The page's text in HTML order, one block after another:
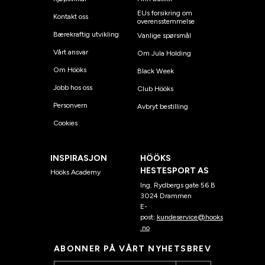
Kontakt oss
Bærekraftig utvikling
Vårt ansvar
Om Hööks
Jobb hos oss
Personvern
Cookies
EUs forsikring om
overensstemmelse
Vanlige spørsmål
Om Jula Holding
Black Week
Club Hööks
Avbryt bestilling
INSPIRASJON
Hööks Academy
HÖÖKS
HESTESPORT AS
Ing. Rydbergs gate 56 B
3024 Drammen
E-
post: kundeservice@hooks
.no
ABONNER PÅ VÅRT NYHETSBREV